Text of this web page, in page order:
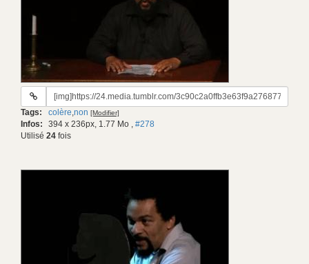
URL
gif:
Tags: colère,non [Modifier]
Infos: 394 x 236px, 1.77 Mo , #278
Utilisé 24 fois